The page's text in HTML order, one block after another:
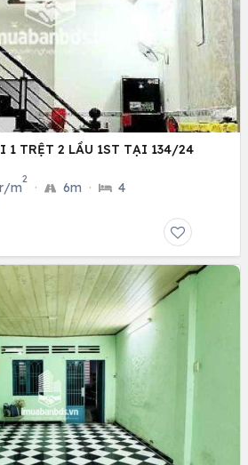
1 TRỆT 2 LẦU 1ST TẠI 134/24
m
2
· 6m · 4